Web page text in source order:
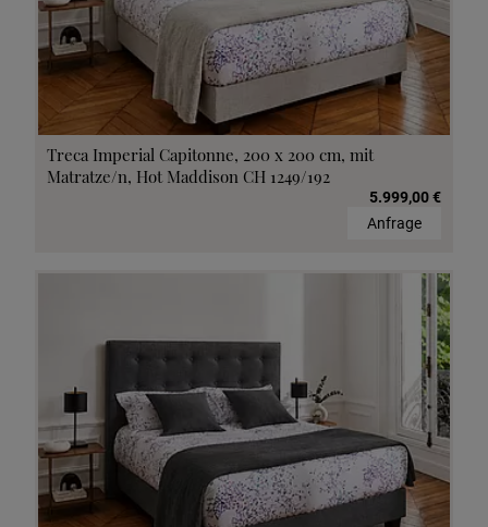
Treca Imperial Capitonne, 200 x 200 cm, mit
Matratze/n, Hot Maddison CH 1249/192
5.999,00 €
Anfrage